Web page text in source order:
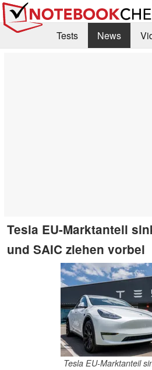
Tests News
Tesla EU-Marktanteil
und SAIC ziehen vorbei
Tesla EU-Marktanteil